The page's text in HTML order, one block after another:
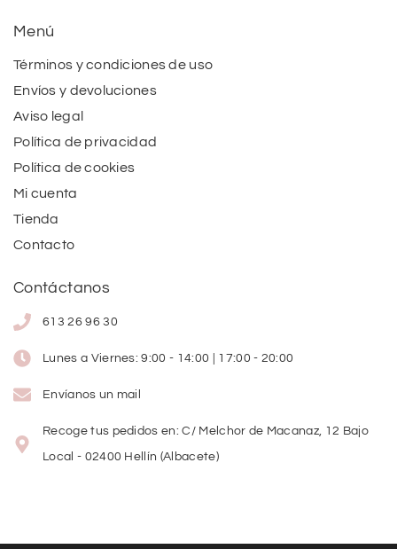
Menú
Términos y condiciones de uso
Envíos y devoluciones
Aviso legal
Política de privacidad
Política de cookies
Mi cuenta
Tienda
Contacto
Contáctanos
613 26 96 30
Lunes a Viernes: 9:00 - 14:00 | 17:00 - 20:00
Envíanos un mail
Recoge tus pedidos en: C/ Melchor de Macanaz, 12 Bajo
Local - 02400 Hellín (Albacete)